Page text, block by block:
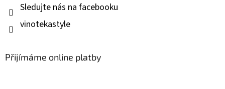
Sledujte nás na facebooku
vinotekastyle
Přijímáme online platby